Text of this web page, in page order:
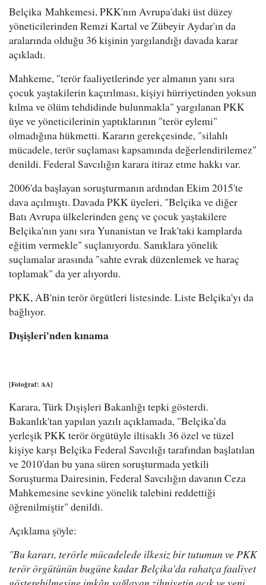
Belçika Mahkemesi, PKK'nın Avrupa'daki üst düzey
yöneticilerinden Remzi Kartal ve Zübeyir Aydar'ın da
aralarında olduğu 36 kişinin yargılandığı davada karar
açıkladı.
Mahkeme, "terör faaliyetlerinde yer almanın yanı sıra
çocuk yaştakilerin kaçırılması, kişiyi hürriyetinden yoksun
kılma ve ölüm tehdidinde bulunmakla" yargılanan PKK
üye ve yöneticilerinin yaptıklarının "terör eylemi"
olmadığına hükmetti. Kararın gerekçesinde, "silahlı
mücadele, terör suçlaması kapsamında değerlendirilemez"
denildi. Federal Savcılığın karara itiraz etme hakkı var.
2006'da başlayan soruşturmanın ardından Ekim 2015'te
dava açılmıştı. Davada PKK üyeleri, "Belçika ve diğer
Batı Avrupa ülkelerinden genç ve çocuk yaştakilere
Belçika'nın yanı sıra Yunanistan ve Irak'taki kamplarda
eğitim vermekle" suçlanıyordu. Sanıklara yönelik
suçlamalar arasında "sahte evrak düzenlemek ve haraç
toplamak" da yer alıyordu.
PKK, AB'nin terör örgütleri listesinde. Liste Belçika'yı da
bağlıyor.
Dışişleri'nden kınama
[Fotoğraf: AA]
Karara, Türk Dışişleri Bakanlığı tepki gösterdi.
Bakanlık'tan yapılan yazılı açıklamada, "Belçika’da
yerleşik PKK terör örgütüyle iltisaklı 36 özel ve tüzel
kişiye karşı Belçika Federal Savcılığı tarafından başlatılan
ve 2010'dan bu yana süren soruşturmada yetkili
Soruşturma Dairesinin, Federal Savcılığın davanın Ceza
Mahkemesine sevkine yönelik talebini reddettiği
öğrenilmiştir" denildi.
Açıklama şöyle:
"Bu kararı, terörle mücadelede ilkesiz bir tutumun ve PKK
terör örgütünün bugüne kadar Belçika'da rahatça faaliyet